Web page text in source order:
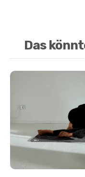
Das